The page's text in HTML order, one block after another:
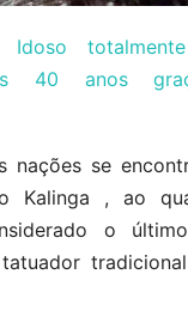
Idoso
40 anos
nações se
Kalinga , ao
o